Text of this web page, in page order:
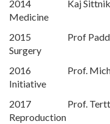
2014 Kaj
Medicine
2015 Prof
Surgery
2016 Prof.
Initiative
2017 Prof.
Reproduction